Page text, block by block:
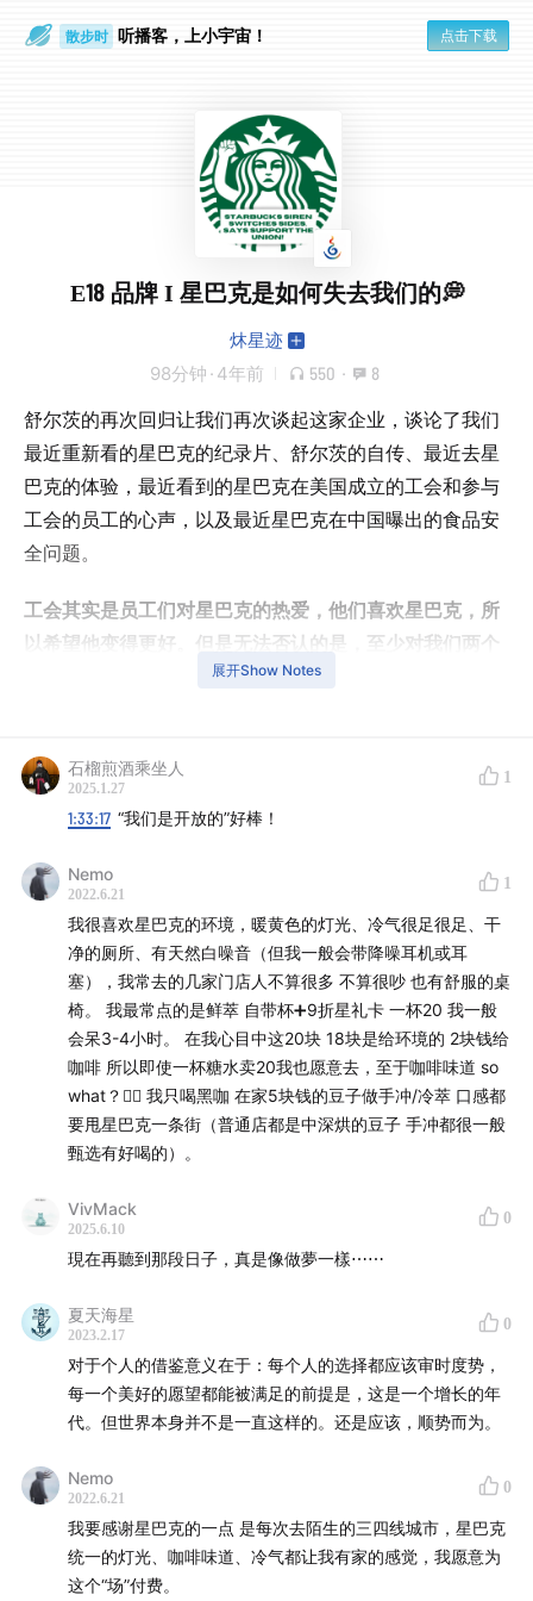
散步时 听播客，上小宇宙！ 点击下载
E18 品牌 I 星巴克是如何失去我们的💭
炑星迹
98分钟 · 4年前 550 · 8
舒尔茨的再次回归让我们再次谈起这家企业，谈论了我们
最近重新看的星巴克的纪录片、舒尔茨的自传、最近去星
巴克的体验，最近看到的星巴克在美国成立的工会和参与
工会的员工的心声，以及最近星巴克在中国曝出的食品安
全问题。
工会其实是员工们对星巴克的热爱，他们喜欢星巴克，所
以希望他变得更好。但是无法否认的是，至少对我们两个
而言，星巴克和我们正在或者已经相互失去。
时间轴👇
00:08 摘录：Youtube 上星巴克员工的心声
摘录：B站和公众号上星巴克员工的留言
「是我们成就了星巴克，还是星巴克成就了我们？」
食品安全问题是星巴克的缩影
节目这才开始🙊
看完纪录片「滤镜后的星巴克」
23:29 聊播客前我们去岛上的星巴克的体验
重新看了舒尔茨的书「将心注入」和「从头开始」
Cen 分享经历的一次舒尔茨的回归
41:39 星巴克是怎么把热爱咖啡的文化传递给同事的？
为什么星巴克的 People Care 和价值理念的传递无
法持续？
展开Show Notes
石榴煎酒乘坐人
2025.1.27
1
1:33:17 “我们是开放的”好棒！
Nemo
2022.6.21
1
我很喜欢星巴克的环境，暖黄色的灯光、冷气很足很足、干
净的厕所、有天然白噪音（但我一般会带降噪耳机或耳
塞），我常去的几家门店人不算很多 不算很吵 也有舒服的桌
椅。 我最常点的是鲜萃 自带杯➕9折星礼卡 一杯20 我一般
会呆3-4小时。 在我心目中这20块 18块是给环境的 2块钱给
咖啡 所以即使一杯糖水卖20我也愿意去，至于咖啡味道 so
what？🤷‍♂️ 我只喝黑咖 在家5块钱的豆子做手冲/冷萃 口感都
要甩星巴克一条街（普通店都是中深烘的豆子 手冲都很一般
甄选有好喝的）。
VivMack
2025.6.10
0
現在再聽到那段日子，真是像做夢一樣⋯⋯
夏天海星
2023.2.17
0
对于个人的借鉴意义在于：每个人的选择都应该审时度势，
每一个美好的愿望都能被满足的前提是，这是一个增长的年
代。但世界本身并不是一直这样的。还是应该，顺势而为。
Nemo
2022.6.21
0
我要感谢星巴克的一点 是每次去陌生的三四线城市，星巴克
统一的灯光、咖啡味道、冷气都让我有家的感觉，我愿意为
这个“场”付费。